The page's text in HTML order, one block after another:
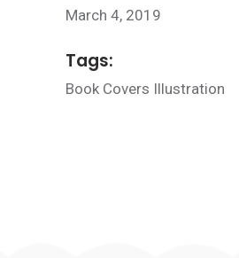
March 4, 2019
Tags:
Book Covers Illustration